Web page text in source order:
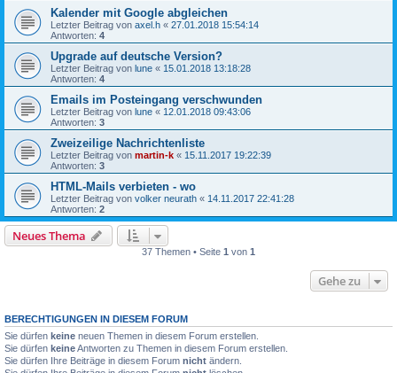
Kalender mit Google abgleichen
Letzter Beitrag von axel.h « 27.01.2018 15:54:14
Antworten: 4
Upgrade auf deutsche Version?
Letzter Beitrag von lune « 15.01.2018 13:18:28
Antworten: 4
Emails im Posteingang verschwunden
Letzter Beitrag von lune « 12.01.2018 09:43:06
Antworten: 3
Zweizeilige Nachrichtenliste
Letzter Beitrag von martin-k « 15.11.2017 19:22:39
Antworten: 3
HTML-Mails verbieten - wo
Letzter Beitrag von volker neurath « 14.11.2017 22:41:28
Antworten: 2
Neues Thema
37 Themen • Seite 1 von 1
Gehe zu
BERECHTIGUNGEN IN DIESEM FORUM
Sie dürfen keine neuen Themen in diesem Forum erstellen.
Sie dürfen keineAntworten zu Themen in diesem Forum erstellen.
Sie dürfen Ihre Beiträge in diesem Forum nicht ändern.